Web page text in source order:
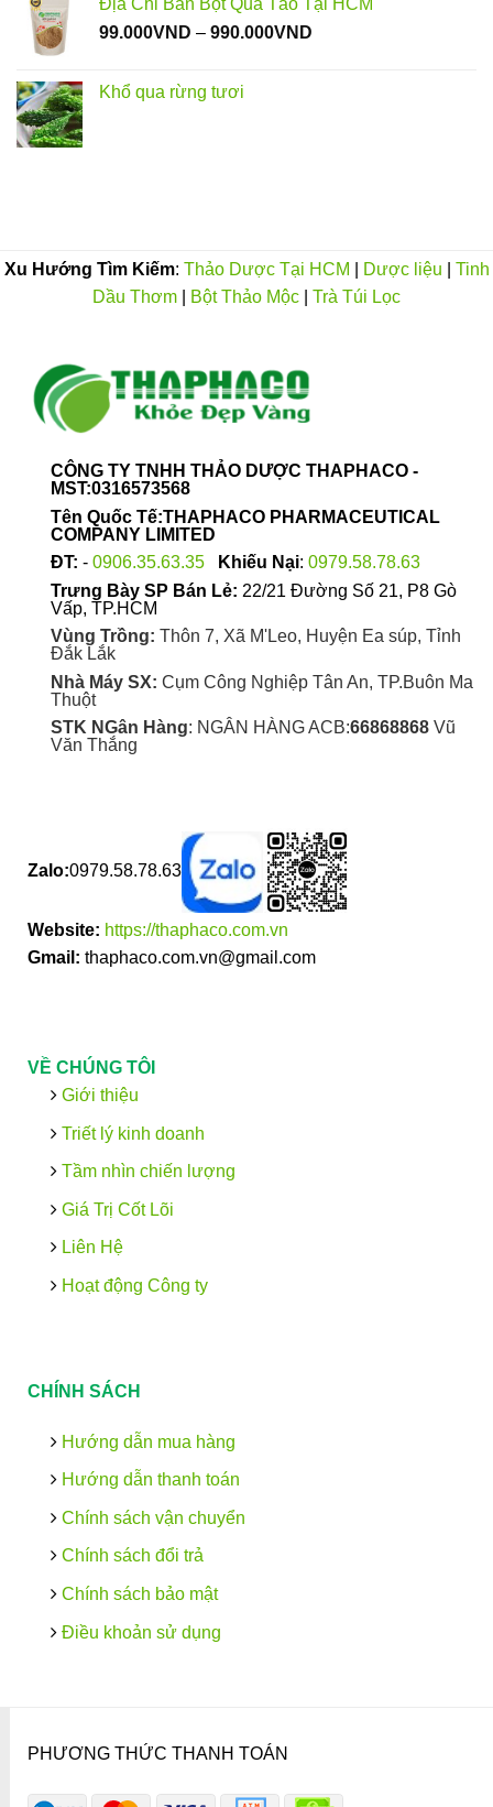
46.000VND
99.000VND – 990.000VND
Khổ qua rừng tươi
Xu Hướng Tìm Kiếm: Thảo Dược Tại HCM Dược liệu
Tinh
Dầu Thơm
Bột Thảo Mộc Trà Túi Lọc
CÔNG TY TNHH THẢO DƯỢC THAPHACO -
MST:0316573568
Tên Quốc Tế:THAPHACO PHARMACEUTICAL
COMPANY LIMITED
ĐT: - 0906.35.63.35 Khiếu Nại: 0979.58.78.63
Trưng Bày SP Bán Lẻ: 22/21 Đường Số 21, P8 Gò
Vấp, TP.HCM
Vùng Trồng: Thôn 7, Xã M'Leo, Huyện Ea súp, Tỉnh
Đắk Lắk
Nhà Máy SX: Cụm Công Nghiệp Tân An, TP.Buôn Ma
Thuột
STK NGân Hàng: NGÂN HÀNG ACB:66868868Vũ
Văn Thắng
Zalo:0979.58.78.63
Website: https://thaphaco.com.vn
Gmail: thaphaco.com.vn@gmail.com
VỀ CHÚNG TÔI
Giới thiệu
Triết lý kinh doanh
Tầm nhìn chiến lượng
Giá Trị Cốt Lõi
Liên Hệ
Hoạt động Công ty
CHÍNH SÁCH
Hướng dẫn mua hàng
Hướng dẫn thanh toán
Chính sách vận chuyển
Chính sách đổi trả
Chính sách bảo mật
Điều khoản sử dụng
PHƯƠNG THỨC THANH TOÁN